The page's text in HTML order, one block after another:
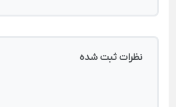
نظرات ثبت شده